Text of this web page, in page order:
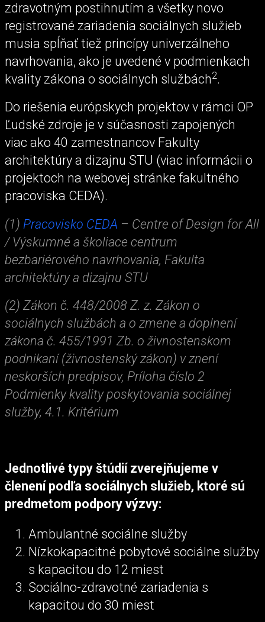
zdravotným postihnutím a všetky novo
registrované zariadenia sociálnych služieb
musia spĺňať tiež princípy univerzálneho
navrhovania, ako je uvedené v podmienkach
kvality zákona o sociálnych službách2.
Do riešenia európskych projektov v rámci OP
Ľudské zdroje je v súčasnosti zapojených
viac ako 40 zamestnancov Fakulty
architektúry a dizajnu STU (viac informácii o
projektoch na webovej stránke fakultného
pracoviska CEDA).
(1) Pracovisko CEDA – Centre of Design for All
/ Výskumné a školiace centrum
bezbariérového navrhovania, Fakulta
architektúry a dizajnu STU
(2) Zákon č. 448/2008 Z. z. Zákon o
sociálnych službách a o zmene a doplnení
zákona č. 455/1991 Zb. o živnostenskom
podnikaní (živnostenský zákon) v znení
neskorších predpisov, Príloha číslo 2
Podmienky kvality poskytovania sociálnej
služby, 4.1. Kritérium
Jednotlivé typy štúdií zverejňujeme v
členení podľa sociálnych služieb, ktoré sú
predmetom podpory výzvy:
Ambulantné sociálne služby
Nízkokapacitné pobytové sociálne služby
s kapacitou do 12 miest
Sociálno-zdravotné zariadenia s
kapacitou do 30 miest